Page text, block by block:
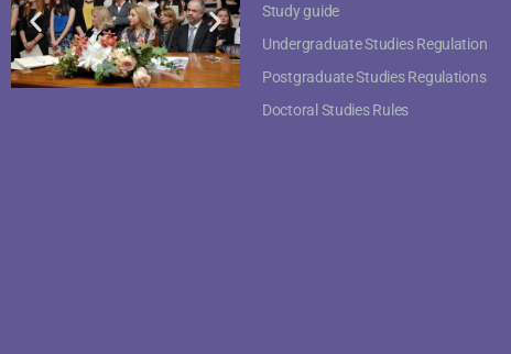
Study guide
Undergraduate Studies Regulation
Postgraduate Studies Regulations
Doctoral Studies Rules